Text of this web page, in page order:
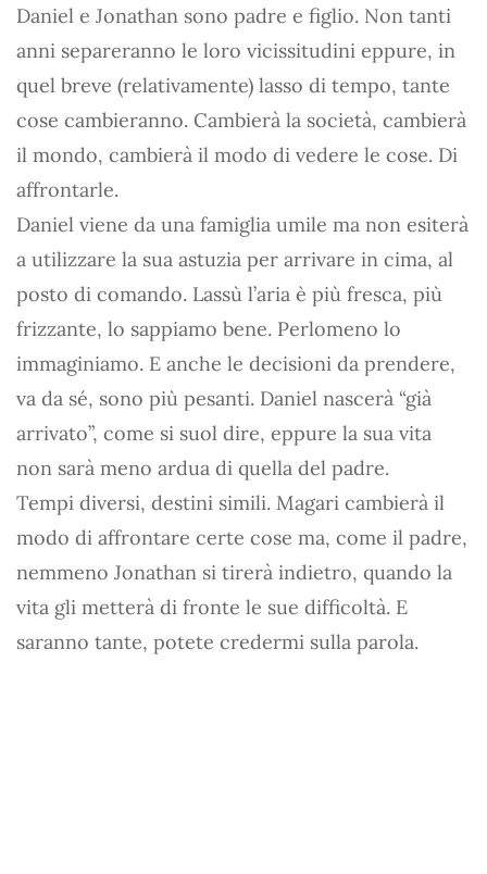
Daniel e Jonathan sono padre e figlio. Non tanti
anni separeranno le loro vicissitudini eppure, in
quel breve (relativamente) lasso di tempo, tante
cose cambieranno. Cambierà la società, cambierà
il mondo, cambierà il modo di vedere le cose. Di
affrontarle.
Daniel viene da una famiglia umile ma non esiterà
a utilizzare la sua astuzia per arrivare in cima, al
posto di comando. Lassù l’aria è più fresca, più
frizzante, lo sappiamo bene. Perlomeno lo
immaginiamo. E anche le decisioni da prendere,
va da sé, sono più pesanti. Daniel nascerà “già
arrivato”, come si suol dire, eppure la sua vita
non sarà meno ardua di quella del padre.
Tempi diversi, destini simili. Magari cambierà il
modo di affrontare certe cose ma, come il padre,
nemmeno Jonathan si tirerà indietro, quando la
vita gli metterà di fronte le sue difficoltà. E
saranno tante, potete credermi sulla parola.